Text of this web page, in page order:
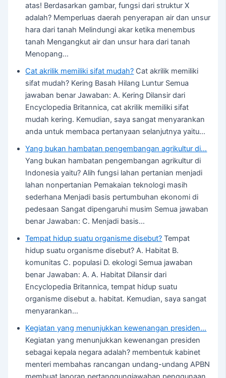
atas! Berdasarkan gambar, fungsi dari struktur X
adalah? Memperluas daerah penyerapan air dan unsur
hara dari tanah Melindungi akar ketika menembus
tanah Mengangkut air dan unsur hara dari tanah
Menopang…
Cat akrilik memiliki sifat mudah? Cat akrilik memiliki
sifat mudah? Kering Basah Hilang Luntur Semua
jawaban benar Jawaban: A. Kering Dilansir dari
Encyclopedia Britannica, cat akrilik memiliki sifat
mudah kering. Kemudian, saya sangat menyarankan
anda untuk membaca pertanyaan selanjutnya yaitu…
Yang bukan hambatan pengembangan agrikultur di…
Yang bukan hambatan pengembangan agrikultur di
Indonesia yaitu? Alih fungsi lahan pertanian menjadi
lahan nonpertanian Pemakaian teknologi masih
sederhana Menjadi basis pertumbuhan ekonomi di
pedesaan Sangat dipengaruhi musim Semua jawaban
benar Jawaban: C. Menjadi basis…
Tempat hidup suatu organisme disebut? Tempat
hidup suatu organisme disebut? A. Habitat B.
komunitas C. populasi D. ekologi Semua jawaban
benar Jawaban: A. A. Habitat Dilansir dari
Encyclopedia Britannica, tempat hidup suatu
organisme disebut a. habitat. Kemudian, saya sangat
menyarankan…
Kegiatan yang menunjukkan kewenangan presiden…
Kegiatan yang menunjukkan kewenangan presiden
sebagai kepala negara adalah? membentuk kabinet
menteri membahas rancangan undang-undang APBN